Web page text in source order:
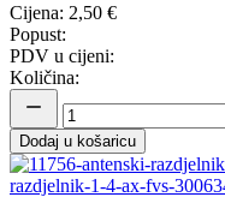
Cijena: 2,50 €
Popust:
PDV u cijeni:
Količina:
Dodaj u košaricu